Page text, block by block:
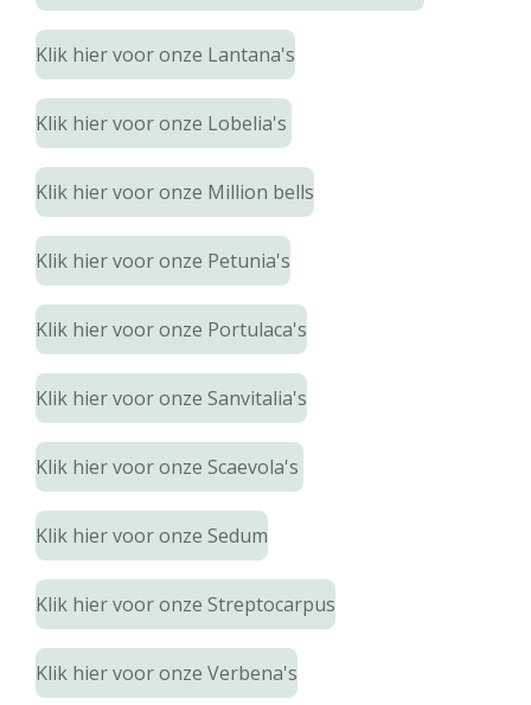
Klik hier voor onze Lantana's
Klik hier voor onze Lobelia's
Klik hier voor onze Million bells
Klik hier voor onze Petunia's
Klik hier voor onze Portulaca's
Klik hier voor onze Sanvitalia's
Klik hier voor onze Scaevola's
Klik hier voor onze Sedum
Klik hier voor onze Streptocarpus
Klik hier voor onze Verbena's